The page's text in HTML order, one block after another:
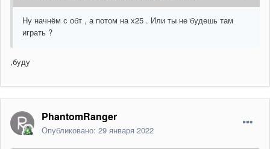
Ну начнём с обт , а потом на х25 . Или ты не будешь там
играть ?
,буду
PhantomRanger
Опубликовано: 29 января 2022